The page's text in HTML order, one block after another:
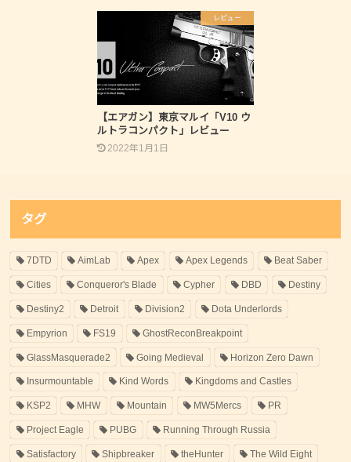
レビュー
【エアガン】東京マルイ「V10 ウ
ルトラコンパクト」レビュー
2022年1月1日
タグ
7DTD AimLab Apex Apex Legends Beat Saber
Cities Conqueror's Blade Cypher DBD Destiny
Destiny2 Detroit Division2 Dota Underlords
Empyrion FS19 GhostReconBreakpoint
GlassMasquerade2 Going Medieval Horizon Zero Dawn
Insurmountable Kind Words Kingdoms and Castles
KSP2 MHW Mountain MW5Mercs PR
Project Eagle PUBG Running Through Russia
Satisfactory Shipbreaker theHunter The Wild Eight